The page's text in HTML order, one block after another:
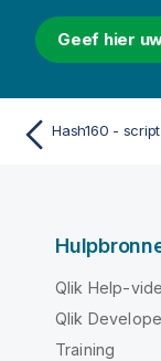
Geef hier
Qlik Help-
Qlik
Training